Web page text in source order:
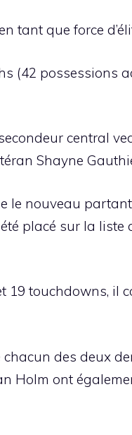
tant que force
(42 possessions
central
Shayne
le nouveau
placé sur la liste
19 touchdowns, il
des deux
Holm ont